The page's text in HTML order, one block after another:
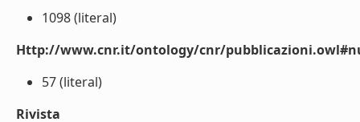
1098 (literal)
Http://www.cnr.it/ontology/cnr/
57 (literal)
Rivista